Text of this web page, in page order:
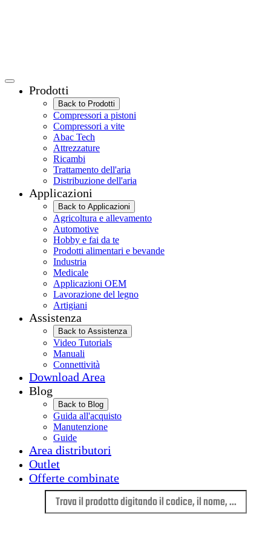
Prodotti
Back to Prodotti
Compressori a pistoni
Compressori a vite
Abac Tech
Attrezzature
Ricambi
Trattamento dell'aria
Distribuzione dell'aria
Applicazioni
Back to Applicazioni
Agricoltura e allevamento
Automotive
Hobby e fai da te
Prodotti alimentari e bevande
Industria
Medicale
Applicazioni OEM
Lavorazione del legno
Artigiani
Assistenza
Back to Assistenza
Video Tutorials
Manuali
Connettività
Download Area
Blog
Back to Blog
Guida all'acquisto
Manutenzione
Guide
Area distributori
Outlet
Offerte combinate